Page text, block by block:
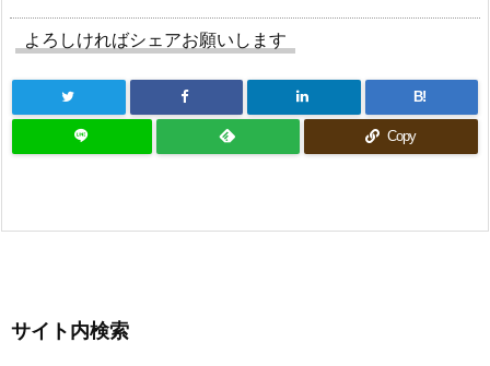
よろしければシェアお願いします
B!
Copy
サイト内検索